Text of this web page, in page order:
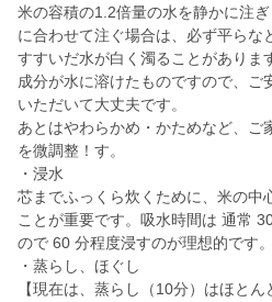
米の容積の1.2倍量の水を静かに注
に合わせて注ぐ場合は、必ず平らな
すすいだ水が白く濁ることがありま
成分が水に溶けたものですので、ご
いただいて大丈夫です。
あとはやわらかめ・かためなど、ご
を微調整！す。
・浸水
芯までふっくら炊くために、米の中
ことが重要です。吸水時間は 通常
ので 60 分程度浸すのが理想的です。
・蒸らし、ほぐし
【現在は、蒸らし（10分）はほと